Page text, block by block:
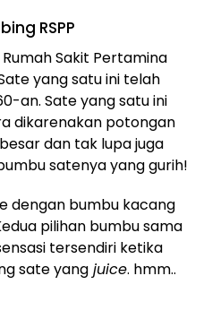
RSPP
Sakit Pertamina
yang satu ini telah
an. Sate yang satu ini
dikarenakan potongan
dan tak lupa juga
satenya yang gurih!
dengan bumbu kacang
pilihan bumbu sama
tersendiri ketika
sate yang juice. hmm..